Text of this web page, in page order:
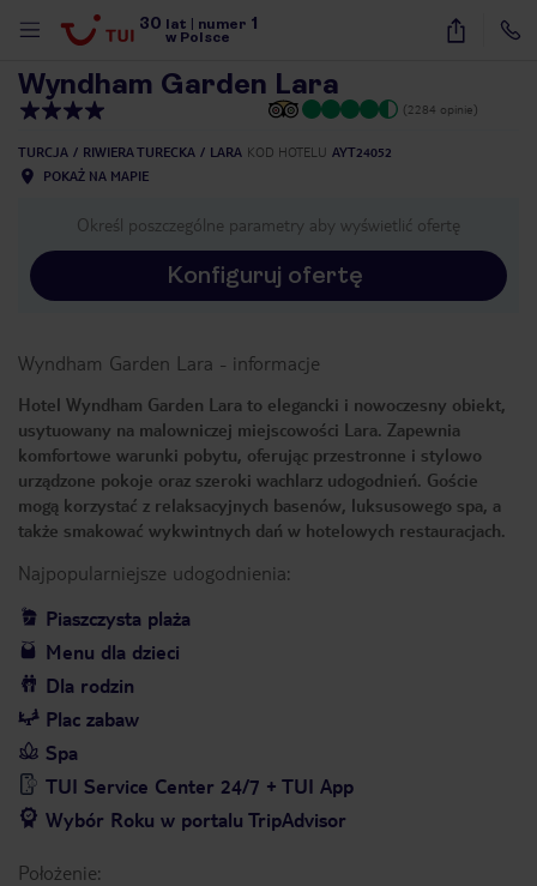
30 lat numer 1
w Polsce
36
Wyndham Garden Lara
(2284 opinie)
TURCJA RIWIERA TURECKA LARA KOD HOTELU AYT24052
POKAŻ NA MAPIE
Określ poszczególne parametry aby wyświetlić ofertę
Konfiguruj ofertę
Wyndham Garden Lara - informacje
Hotel Wyndham Garden Lara to elegancki i nowoczesny obiekt,
usytuowany na malowniczej miejscowości Lara. Zapewnia
komfortowe warunki pobytu, oferując przestronne i stylowo
urządzone pokoje oraz szeroki wachlarz udogodnień. Goście
mogą korzystać z relaksacyjnych basenów, luksusowego spa, a
także smakować wykwintnych dań w hotelowych restauracjach.
Najpopularniejsze udogodnienia:
Piaszczysta plaża
Menu dla dzieci
Dla rodzin
Plac zabaw
Spa
TUI Service Center 24/7 + TUI App
Wybór Roku w portalu TripAdvisor
Położenie: